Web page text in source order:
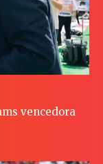
vencedora